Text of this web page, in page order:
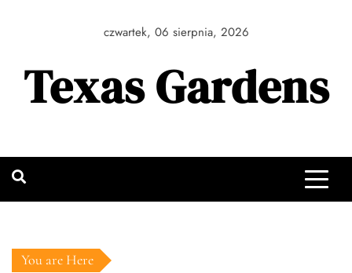
czwartek, 06 sierpnia, 2026
Texas Gardens
You are Here